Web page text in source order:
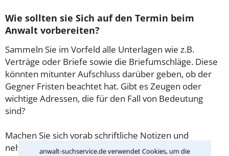
anwalt-suchservice.de verwendet Cookies, um die
Wie sollten sie Sich auf den Termin beim
Anwalt vorbereiten?
Sammeln Sie im Vorfeld alle Unterlagen wie z.B.
Verträge oder Briefe sowie die Briefumschläge. Diese
könnten mitunter Aufschluss darüber geben, ob der
Gegner Fristen beachtet hat. Gibt es Zeugen oder
wichtige Adressen, die für den Fall von Bedeutung
sind?
Machen Sie sich vorab schriftliche Notizen und
nehmen Sie diese zum Beratungsgespräch in